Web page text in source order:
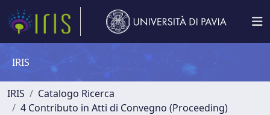
IRIS
IRIS
Catalogo Ricerca
4 Contributo in Atti di Convegno (Proceeding)